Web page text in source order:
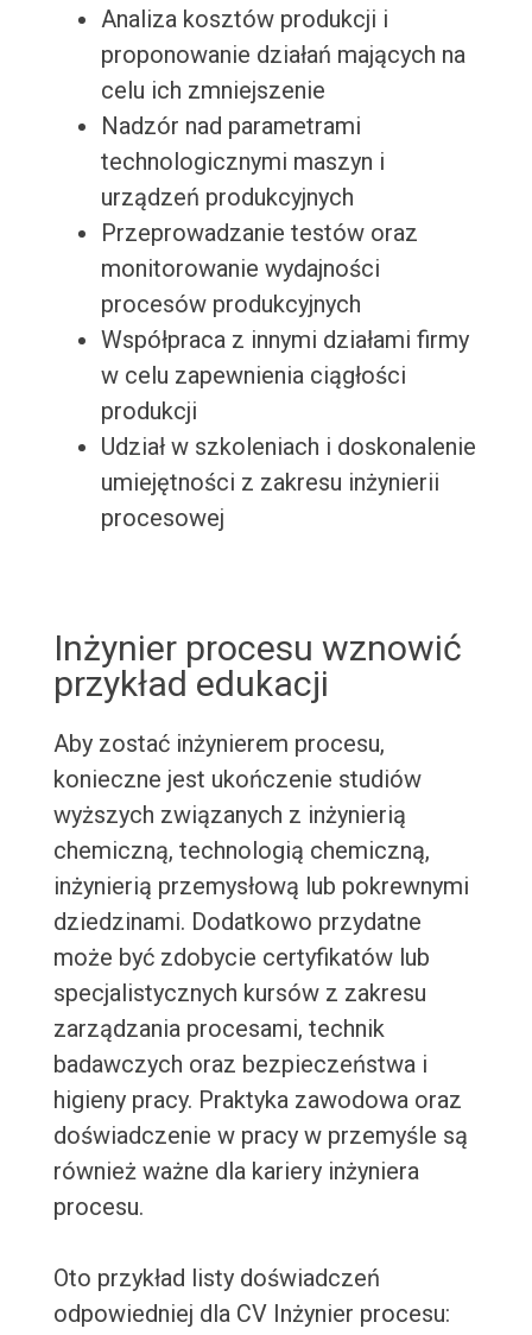
Analiza kosztów produkcji i
proponowanie działań mających na
celu ich zmniejszenie
Nadzór nad parametrami
technologicznymi maszyn i
urządzeń produkcyjnych
Przeprowadzanie testów oraz
monitorowanie wydajności
procesów produkcyjnych
Współpraca z innymi działami firmy
w celu zapewnienia ciągłości
produkcji
Udział w szkoleniach i doskonalenie
umiejętności z zakresu inżynierii
procesowej
Inżynier procesu wznowić
przykład edukacji
Aby zostać inżynierem procesu,
konieczne jest ukończenie studiów
wyższych związanych z inżynierią
chemiczną, technologią chemiczną,
inżynierią przemysłową lub pokrewnymi
dziedzinami. Dodatkowo przydatne
może być zdobycie certyfikatów lub
specjalistycznych kursów z zakresu
zarządzania procesami, technik
badawczych oraz bezpieczeństwa i
higieny pracy. Praktyka zawodowa oraz
doświadczenie w pracy w przemyśle są
również ważne dla kariery inżyniera
procesu.
Oto przykład listy doświadczeń
odpowiedniej dla CV Inżynier procesu: